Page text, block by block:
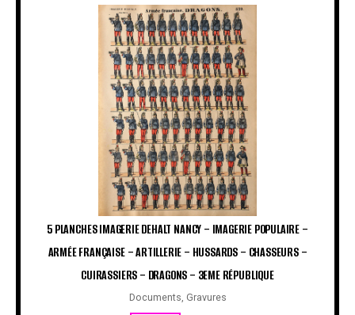
5 PLANCHES IMAGERIE DEHALT NANCY – IMAGERIE POPULAIRE –
ARMÉE FRANÇAISE – ARTILLERIE – HUSSARDS – CHASSEURS –
CUIRASSIERS – DRAGONS – 3EME RÉPUBLIQUE
Documents Gravures